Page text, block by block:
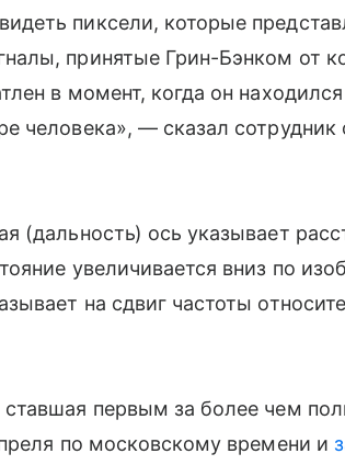
пиксели, которые
принятые Грин-Бэнком от
в момент, когда он
человека», — сказал сотрудник
(дальность) ось указывает
увеличивается вниз по
на сдвиг частоты
первым за более чем
по московскому времени и